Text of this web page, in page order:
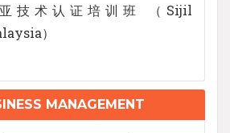
技术认证培训班 （Sijil
）
MANAGEMENT